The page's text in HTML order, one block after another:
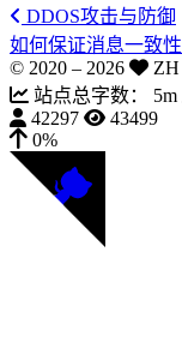
DDOS攻击与防御
如何保证消息一致性
© 2020 – 2026
ZH
站点总字数：
5m
42297
43499
0%